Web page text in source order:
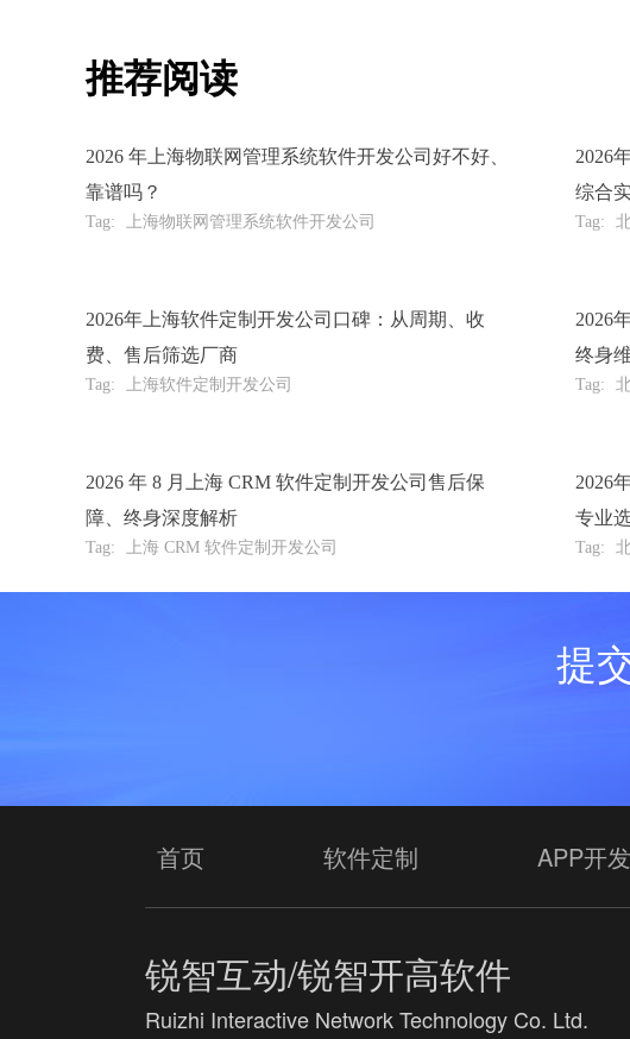
推荐阅读
2026 年上海物联网管理系统软件开发公司好不好、
靠谱吗？
Tag: 上海物联网管理系统软件开发公司
2026
综合
Tag:
2026年上海软件定制开发公司口碑：从周期、收
费、售后筛选厂商
Tag: 上海软件定制开发公司
2026
终身
Tag:
2026 年 8 月上海 CRM 软件定制开发公司售后保
障、终身深度解析
Tag: 上海 CRM 软件定制开发公司
2026
专业
Tag:
提
首页 软件定制 APP开发
锐智互动/锐智开高软件
Ruizhi Interactive Network Technology Co. Ltd.